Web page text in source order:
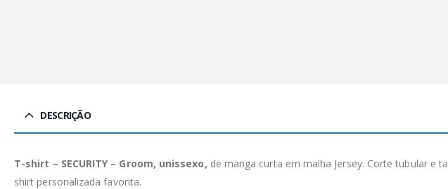
DESCRIÇÃO
T-shirt – SECURITY – Groom, unissexo, de manga curta em malha Jersey. Corte tubular
shirt personalizada favorita.